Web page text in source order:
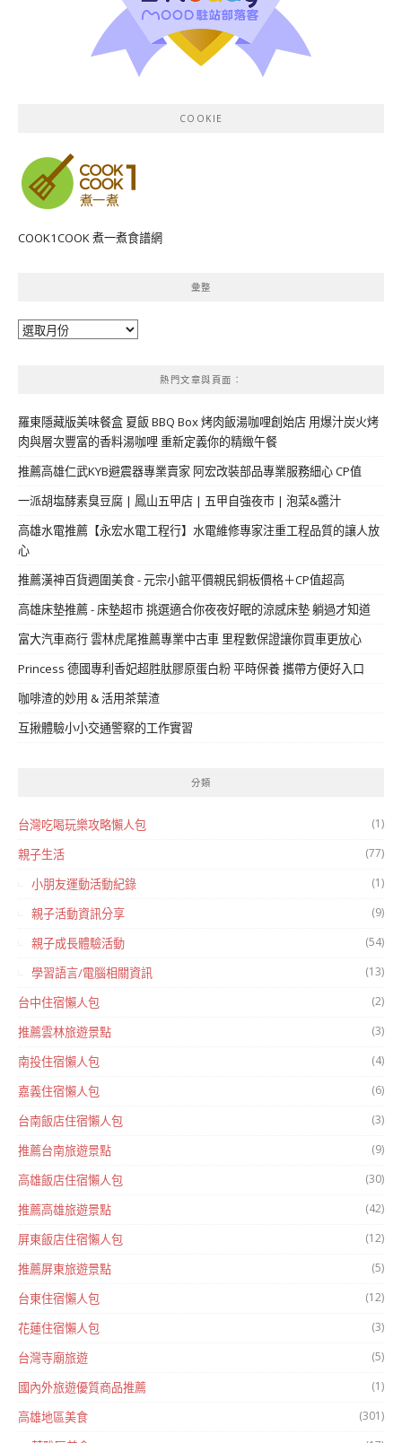
COOKIE
COOK1COOK 煮一煮食譜網
彙整
彙
熱門文章與頁面︰
羅東隱藏版美味餐盒 夏飯 BBQ Box 烤肉飯湯咖哩創始店 用爆汁炭火烤
肉與層次豐富的香料湯咖哩 重新定義你的精緻午餐
推薦高雄仁武KYB避震器專業賣家 阿宏改裝部品專業服務細心 CP值
一派胡塩酵素臭豆腐 | 鳳山五甲店 | 五甲自強夜市 | 泡菜&醬汁
高雄水電推薦【永宏水電工程行】水電維修專家注重工程品質的讓人放
心
推薦漢神百貨週圍美食 - 元宗小館平價親民銅板價格＋CP值超高
高雄床墊推薦 - 床墊超市 挑選適合你夜夜好眠的涼感床墊 躺過才知道
富大汽車商行 雲林虎尾推薦專業中古車 里程數保證讓你買車更放心
Princess 德國專利香妃超胜肽膠原蛋白粉 平時保養 攜帶方便好入口
咖啡渣的妙用 & 活用茶葉渣
互揪體驗小小交通警察的工作實習
分類
台灣吃喝玩樂攻略懶人包 (1)
親子生活 (77)
小朋友運動活動紀錄 (1)
親子活動資訊分享 (9)
親子成長體驗活動 (54)
學習語言/電腦相關資訊 (13)
台中住宿懶人包 (2)
推薦雲林旅遊景點 (3)
南投住宿懶人包 (4)
嘉義住宿懶人包 (6)
台南飯店住宿懶人包 (3)
推薦台南旅遊景點 (9)
高雄飯店住宿懶人包 (30)
推薦高雄旅遊景點 (42)
屏東飯店住宿懶人包 (12)
推薦屏東旅遊景點 (5)
台東住宿懶人包 (12)
花蓮住宿懶人包 (3)
台灣寺廟旅遊 (5)
國內外旅遊優質商品推薦 (1)
高雄地區美食 (301)